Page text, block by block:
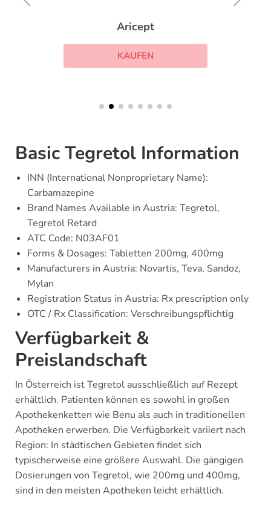
Aricept
KAUFEN
Basic Tegretol Information
INN (International Nonproprietary Name):
Carbamazepine
Brand Names Available in Austria: Tegretol,
Tegretol Retard
ATC Code: N03AF01
Forms & Dosages: Tabletten 200mg, 400mg
Manufacturers in Austria: Novartis, Teva, Sandoz,
Mylan
Registration Status in Austria: Rx prescription only
OTC / Rx Classification: Verschreibungspflichtig
Verfügbarkeit &
Preislandschaft
In Österreich ist Tegretol ausschließlich auf Rezept
erhältlich. Patienten können es sowohl in großen
Apothekenketten wie Benu als auch in traditionellen
Apotheken erwerben. Die Verfügbarkeit variiert nach
Region: In städtischen Gebieten findet sich
typischerweise eine größere Auswahl. Die gängigen
Dosierungen von Tegretol, wie 200mg und 400mg,
sind in den meisten Apotheken leicht erhältlich.